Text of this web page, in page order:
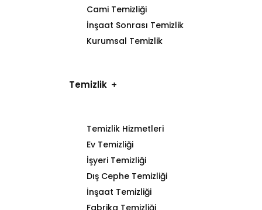
Cami Temizliği
İnşaat Sonrası Temizlik
Kurumsal Temizlik
Temizlik
Temizlik Hizmetleri
Ev Temizliği
İşyeri Temizliği
Dış Cephe Temizliği
İnşaat Temizliği
Fabrika Temizliği